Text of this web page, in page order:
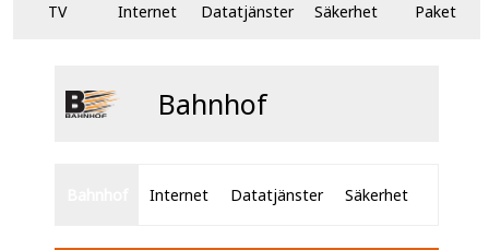
TV Internet Datatjänster Säkerhet Paket
Bahnhof
Internet Datatjänster Säkerhet